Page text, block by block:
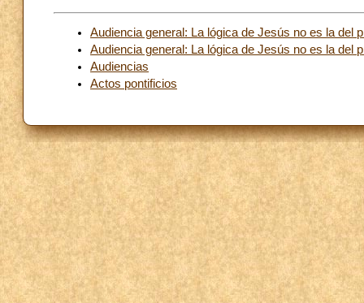
Audiencia general: La lógica de Jesús no es la del
Audiencia general: La lógica de Jesús no es la del
Audiencias
Actos pontificios